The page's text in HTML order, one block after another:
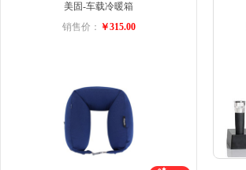
美固-车载冷暖箱
销售价： ￥315.00